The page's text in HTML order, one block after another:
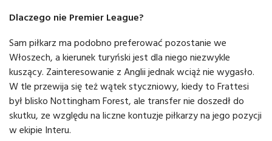
Dlaczego nie Premier League?
Sam piłkarz ma podobno preferować pozostanie we
Włoszech, a kierunek turyński jest dla niego niezwykle
kuszący. Zainteresowanie z Anglii jednak wciąż nie wygasło.
W tle przewija się też wątek styczniowy, kiedy to Frattesi
był blisko Nottingham Forest, ale transfer nie doszedł do
skutku, ze względu na liczne kontuzje piłkarzy na jego pozycji
w ekipie Interu.